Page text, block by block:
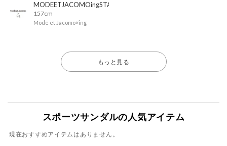
MODEETJACOMOingSTAFF
157cm
Mode et Jacomo×ing
もっと見る
スポーツサンダルの人気アイテム
現在おすすめアイテムはありません。